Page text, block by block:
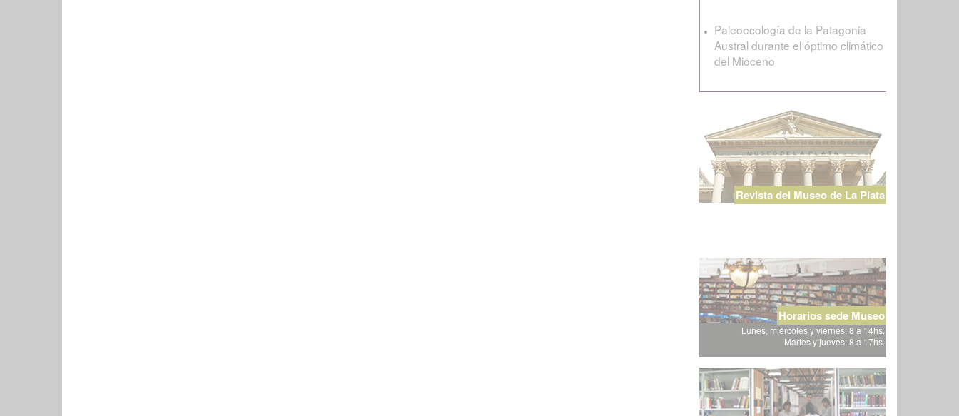
Paleoecología de la Patagonia
Austral durante el óptimo climático
del Mioceno
Revista del Museo de La Plata
Horarios sede Museo
Lunes, miércoles y viernes: 8 a 14hs.
Martes y jueves: 8 a 17hs.